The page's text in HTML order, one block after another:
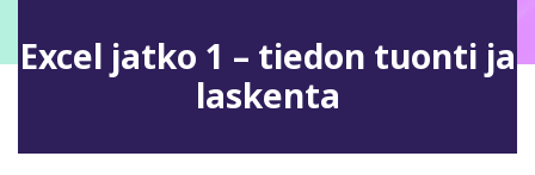
Excel jatko 1 – tiedon tuonti ja
laskenta